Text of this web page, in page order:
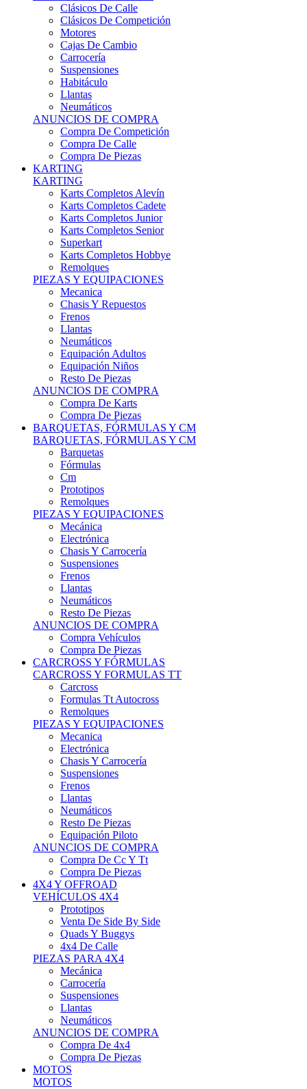
Clásicos De Competición
Motores
Cajas De Cambio
Carrocería
Suspensiones
Habitáculo
Llantas
Neumáticos
ANUNCIOS DE COMPRA
Compra De Competición
Compra De Calle
Compra De Piezas
KARTING
KARTING
Karts Completos Alevín
Karts Completos Cadete
Karts Completos Junior
Karts Completos Senior
Superkart
Karts Completos Hobbye
Remolques
PIEZAS Y EQUIPACIONES
Mecanica
Chasis Y Repuestos
Frenos
Llantas
Neumáticos
Equipación Adultos
Equipación Niños
Resto De Piezas
ANUNCIOS DE COMPRA
Compra De Karts
Compra De Piezas
BARQUETAS, FÓRMULAS Y CM
BARQUETAS, FÓRMULAS Y CM
Barquetas
Fórmulas
Cm
Prototipos
Remolques
PIEZAS Y EQUIPACIONES
Mecánica
Electrónica
Chasis Y Carrocería
Suspensiones
Frenos
Llantas
Neumáticos
Resto De Piezas
ANUNCIOS DE COMPRA
Compra Vehículos
Compra De Piezas
CARCROSS Y FÓRMULAS
CARCROSS Y FORMULAS TT
Carcross
Formulas Tt Autocross
Remolques
PIEZAS Y EQUIPACIONES
Mecanica
Electrónica
Chasis Y Carrocería
Suspensiones
Frenos
Llantas
Neumáticos
Resto De Piezas
Equipación Piloto
ANUNCIOS DE COMPRA
Compra De Cc Y Tt
Compra De Piezas
4X4 Y OFFROAD
VEHÍCULOS 4X4
Prototipos
Venta De Side By Side
Quads Y Buggys
4x4 De Calle
PIEZAS PARA 4X4
Mecánica
Carrocería
Suspensiones
Llantas
Neumáticos
ANUNCIOS DE COMPRA
Compra De 4x4
Compra De Piezas
MOTOS
MOTOS
Motos De Circuito